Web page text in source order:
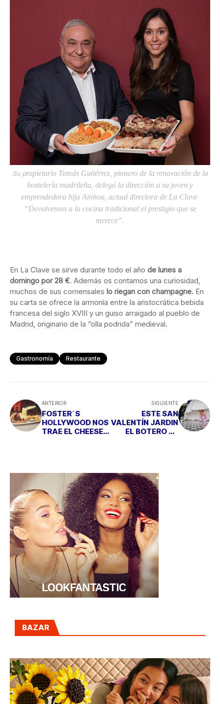
Su propietario Tomás Gutiérrez, pionero de la renovación de la
hostelería madrileña, delegó la dirección a su joven y
emprendedora hija Ainhoa, actual directora de La Clave
“Devolvemos a la cocina tradicional el prestigio que se
merece”.
En La Clave se sirve durante todo el año de lunes a
domingo por 28 €. Además os contamos una curiosidad,
muchos de sus comensales lo riegan con champagne. En
su carta se ofrece la armonía entre la aristocrática bebida
francesa del siglo XVIII y un guiso arraigado al pueblo de
Madrid, originario de la “olla podrida” medieval.
Gastronomía Restaurante
ANTERIOR
FOSTER´S
HOLLYWOOD NOS
TRAE EL CHEESE
SIGUIENTE
ESTE SAN
VALENTÍN JARDIN
EL BOTERO TE
BAZAR